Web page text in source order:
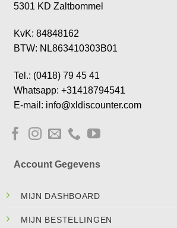
5301 KD Zaltbommel
KvK: 84848162
BTW: NL863410303B01
Tel.: (0418) 79 45 41
Whatsapp: +31418794541
E-mail: info@xldiscounter.com
Account Gegevens
MIJN DASHBOARD
MIJN BESTELLINGEN